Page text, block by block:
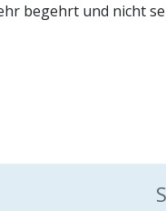
begehrt und nicht